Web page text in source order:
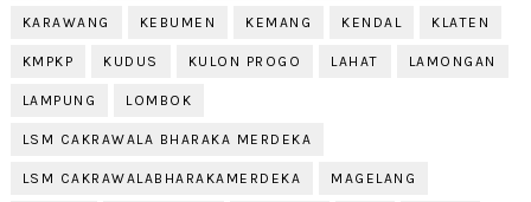
KARAWANG KEBUMEN KEMANG KENDAL KLATEN
KMPKP KUDUS KULON PROGO LAHAT LAMONGAN
LAMPUNG LOMBOK
LSM CAKRAWALA BHARAKA MERDEKA
LSM CAKRAWALABHARAKAMERDEKA MAGELANG